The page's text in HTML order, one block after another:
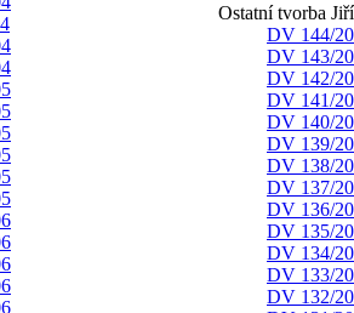
Ostatní tvorba
DV 144/
DV 143/
DV 142/
DV 141/
DV 140/
DV 139/
DV 138/
DV 137/
DV 136/
DV 135/
DV 134/
DV 133/
DV 132/